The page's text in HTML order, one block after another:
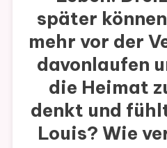
später
mehr vor der
davonlaufen
die Heimat
denkt und
Louis? Wie